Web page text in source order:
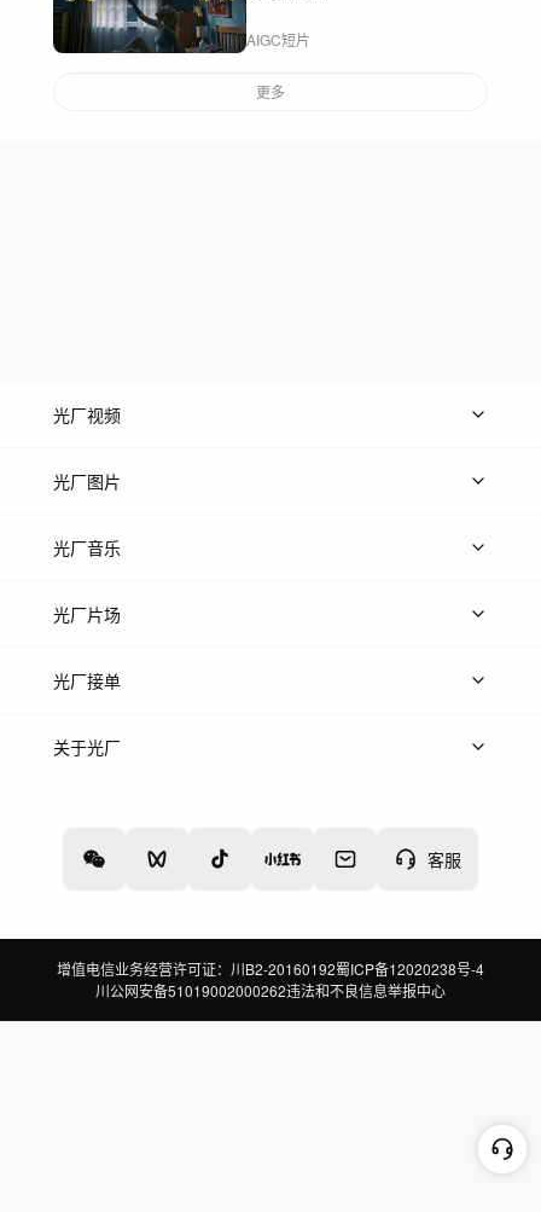
AIGC短片
更多
客服
光厂视频
上传视频
光厂图片
上传图片
光厂音乐
热门音乐
光厂片场
上传案例
光厂接单
上架服务
关于光厂
增值电信业务经营许可证：川B2-20160192蜀ICP备12020238号-4
川公网安备51019002000262违法和不良信息举报中心